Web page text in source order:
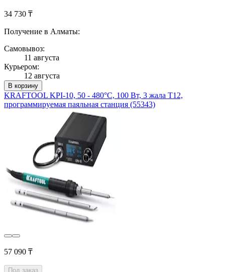
34 730 ₸
Получение в Алматы:
Самовывоз:
11 августа
Курьером:
12 августа
В корзину
KRAFTOOL KPI-10, 50 - 480°C, 100 Вт, 3 жала Т12,
программируемая паяльная станция (55343)
57 090 ₸
Под заказ